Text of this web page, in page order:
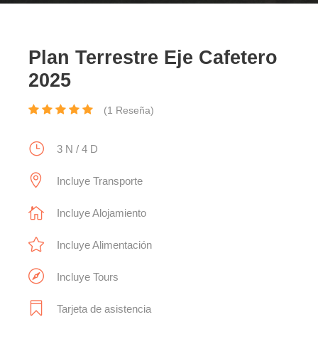
Plan Terrestre Eje Cafetero
2025
(1 Reseña)
3 N / 4 D
Incluye Transporte
Incluye Alojamiento
Incluye Alimentación
Incluye Tours
Tarjeta de asistencia